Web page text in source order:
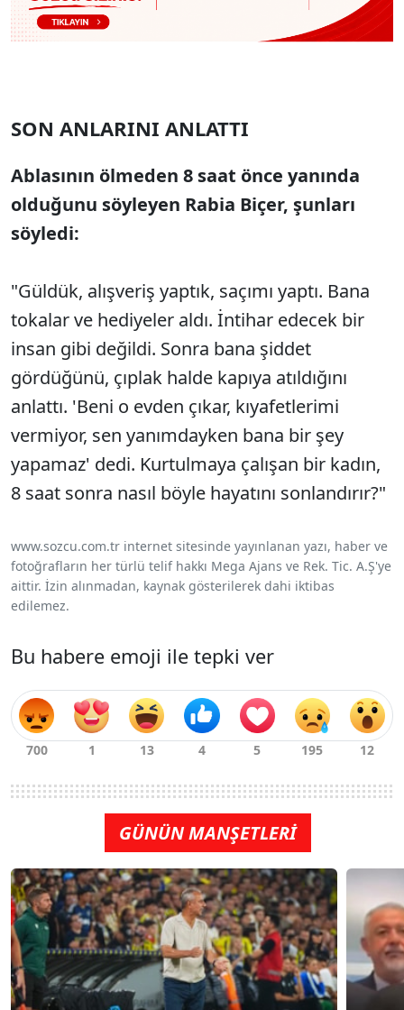
SON ANLARINI ANLATTI
Ablasının ölmeden 8 saat önce yanında
olduğunu söyleyen Rabia Biçer, şunları
söyledi:
"Güldük, alışveriş yaptık, saçımı yaptı. Bana
tokalar ve hediyeler aldı. İntihar edecek bir
insan gibi değildi. Sonra bana şiddet
gördüğünü, çıplak halde kapıya atıldığını
anlattı. 'Beni o evden çıkar, kıyafetlerimi
vermiyor, sen yanımdayken bana bir şey
yapamaz' dedi. Kurtulmaya çalışan bir kadın,
8 saat sonra nasıl böyle hayatını sonlandırır?"
www.sozcu.com.tr internet sitesinde yayınlanan yazı, haber ve
fotoğrafların her türlü telif hakkı Mega Ajans ve Rek. Tic. A.Ş'ye
aittir. İzin alınmadan, kaynak gösterilerek dahi iktibas
edilemez.
Bu habere emoji ile tepki ver
GÜNÜN MANŞETLERİ